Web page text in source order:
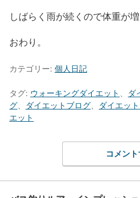
しばらく雨が続くので体重が
おわり。
カテゴリー: 個人日記
タグ: ウォーキングダイエット ダ
グ
ダイエットブログ ダイエッ
エット
コメン